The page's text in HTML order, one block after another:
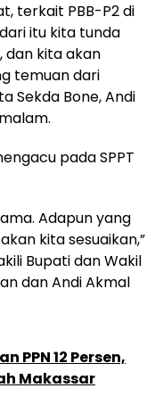
terkait PBB-P2 di
itu kita tunda
dan kita akan
temuan dari
Sekda Bone, Andi
pada SPPT
Adapun yang
kita sesuaikan,”
Bupati dan Wakil
dan Andi Akmal
PPN 12 Persen,
Makassar